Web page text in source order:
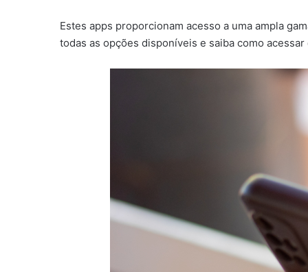
Estes apps proporcionam acesso a uma ampla
todas as opções disponíveis e saiba como